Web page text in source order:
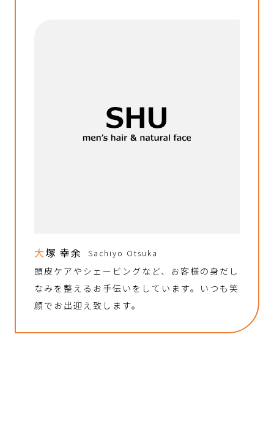
大塚 幸余 Sachiyo Otsuka
頭皮ケアやシェービングなど、お客様の身だし
なみを整えるお手伝いをしています。いつも笑
顔でお出迎え致します。